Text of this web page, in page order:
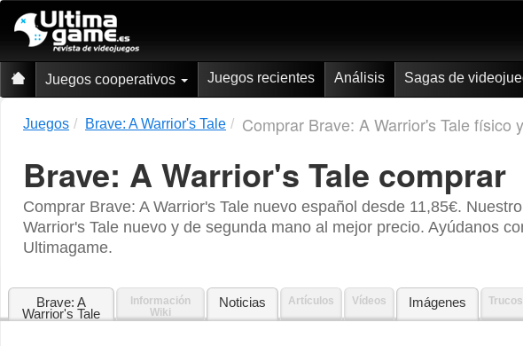
Juegos cooperativos Juegos recientes Análisis Sagas de
Juegos Brave: A Warrior's Tale Comprar Brave: A Warrior's Tale físico
Brave: A Warrior's Tale comprar
Comprar Brave: A Warrior's Tale nuevo español desde 11,85€.
Warrior's Tale nuevo y de segunda mano al mejor precio. Ayúdanos
Ultimagame.
Brave: A
Warrior's Tale
Información
Wiki
Noticias Artículos Vídeos Imágenes Trucos